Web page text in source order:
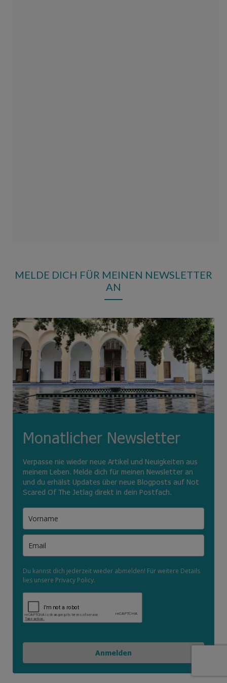
MELDE DICH FÜR MEINEN NEWSLETTER
AN
Monatlicher Newsletter
Verpasse nie wieder neue Artikel und Neuigkeiten aus
meinem Leben. Melde dich für meinen Newsletter an
und du erhälst Updates über neue Blogposts auf Not
Scared Of The Jetlag direkt in dein Postfach.
Du kannst dich jederzeit wieder abmelden! Für weitere Details
lies unsere Privacy Policy.
Anmelden